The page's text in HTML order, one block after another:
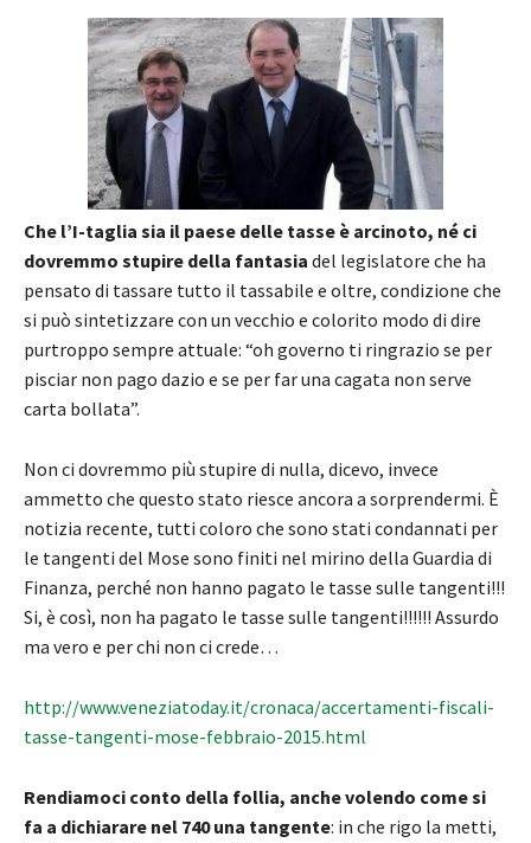
Che l’I-taglia sia il paese delle tasse è arcinoto, né ci
dovremmo stupire della fantasia del legislatore che ha
pensato di tassare tutto il tassabile e oltre, condizione che
si può sintetizzare con un vecchio e colorito modo di dire
purtroppo sempre attuale: “oh governo ti ringrazio se per
pisciar non pago dazio e se per far una cagata non serve
carta bollata”.
Non ci dovremmo più stupire di nulla, dicevo, invece
ammetto che questo stato riesce ancora a sorprendermi. È
notizia recente, tutti coloro che sono stati condannati per
le tangenti del Mose sono finiti nel mirino della Guardia di
Finanza, perché non hanno pagato le tasse sulle tangenti!!!
Si, è così, non ha pagato le tasse sulle tangenti!!!!!! Assurdo
ma vero e per chi non ci crede…
http://www.veneziatoday.it/cronaca/accertamenti-fiscali-
tasse-tangenti-mose-febbraio-2015.html
Rendiamoci conto della follia, anche volendo come si
fa a dichiarare nel 740 una tangente: in che rigo la metti,